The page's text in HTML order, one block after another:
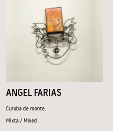
ANGEL FARIAS
Curuba de monte.
Mixta / Mixed